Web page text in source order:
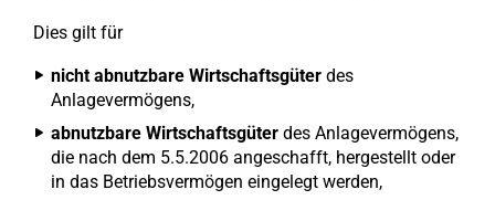
Dies gilt für
nicht abnutzbare Wirtschaftsgüter des
Anlagevermögens,
abnutzbare Wirtschaftsgüter des Anlagevermögens,
die nach dem 5.5.2006 angeschafft, hergestellt oder
in das Betriebsvermögen eingelegt werden,